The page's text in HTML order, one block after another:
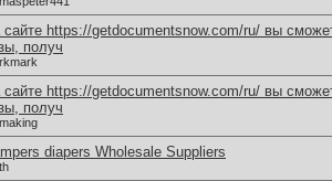
сайте https://getdocumentsnow.com/ru/ вы
получ
сайте https://getdocumentsnow.com/ru/ вы
получ
diapers Wholesale Suppliers